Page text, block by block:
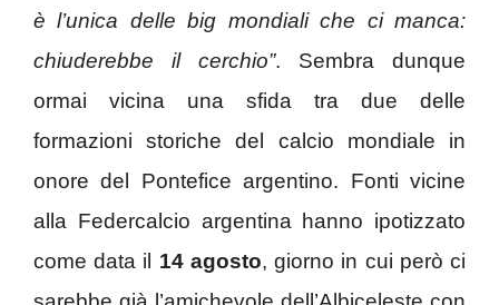
è l’unica delle big mondiali che ci manca:
chiuderebbe il cerchio”. Sembra dunque
ormai vicina una sfida tra due delle
formazioni storiche del calcio mondiale in
onore del Pontefice argentino. Fonti vicine
alla Federcalcio argentina hanno ipotizzato
come data il 14 agosto, giorno in cui però ci